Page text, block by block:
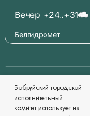
+24..+31
Вечер
Белгидромет
© 2006-2026
При перепечатке
Разработка
Бобруйский городской
исполнительный
комитет использует на